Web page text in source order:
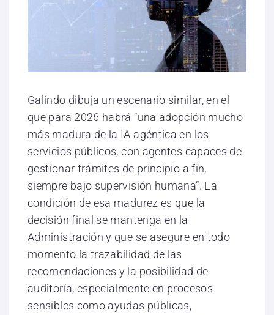
Galindo dibuja un escenario similar, en el
que para 2026 habrá “una adopción mucho
más madura de la IA agéntica en los
servicios públicos, con agentes capaces de
gestionar trámites de principio a fin,
siempre bajo supervisión humana”. La
condición de esa madurez es que la
decisión final se mantenga en la
Administración y que se asegure en todo
momento la trazabilidad de las
recomendaciones y la posibilidad de
auditoría, especialmente en procesos
sensibles como ayudas públicas,